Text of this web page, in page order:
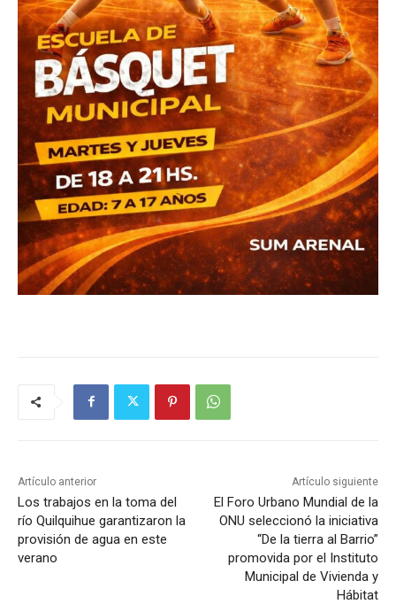
Artículo anterior
Los trabajos en la toma del
río Quilquihue garantizaron la
provisión de agua en este
verano
Artículo siguiente
El Foro Urbano Mundial de la
ONU seleccionó la iniciativa
“De la tierra al Barrio”
promovida por el Instituto
Municipal de Vivienda y
Hábitat